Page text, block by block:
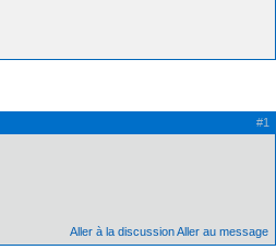
#1
Aller à la discussionAller au message